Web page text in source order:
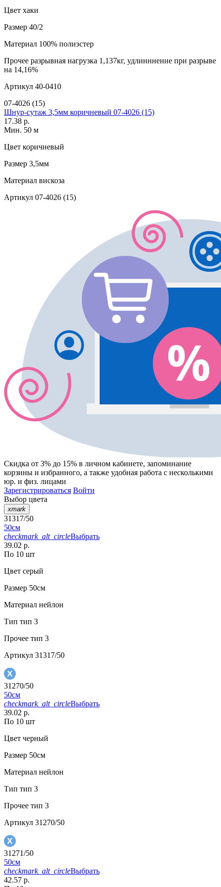
Цвет хаки
Размер 40/2
Материал 100% полиэстер
Прочее разрывная нагрузка 1,137кг, удлинннение при разрыве
на 14,16%
Артикул 40-0410
07-4026 (15)
Шнур-сутаж 3,5мм коричневый 07-4026 (15)
17.38 р.
Мин. 50 м
Цвет коричневый
Размер 3,5мм
Материал вискоза
Артикул 07-4026 (15)
Скидка от 3% до 15% в личном кабинете, запоминание
корзины и избранного, а также удобная работа с несколькими
юр. и физ. лицами
Зарегистрироваться Войти
Выбор цвета
xmark
31317/50
50см
checkmark_alt_circleВыбрать
39.02 р.
По 10 шт
Цвет серый
Размер 50см
Материал нейлон
Тип тип 3
Прочее тип 3
Артикул 31317/50
31270/50
50см
checkmark_alt_circleВыбрать
39.02 р.
По 10 шт
Цвет черный
Размер 50см
Материал нейлон
Тип тип 3
Прочее тип 3
Артикул 31270/50
31271/50
50см
checkmark_alt_circleВыбрать
42.57 р.